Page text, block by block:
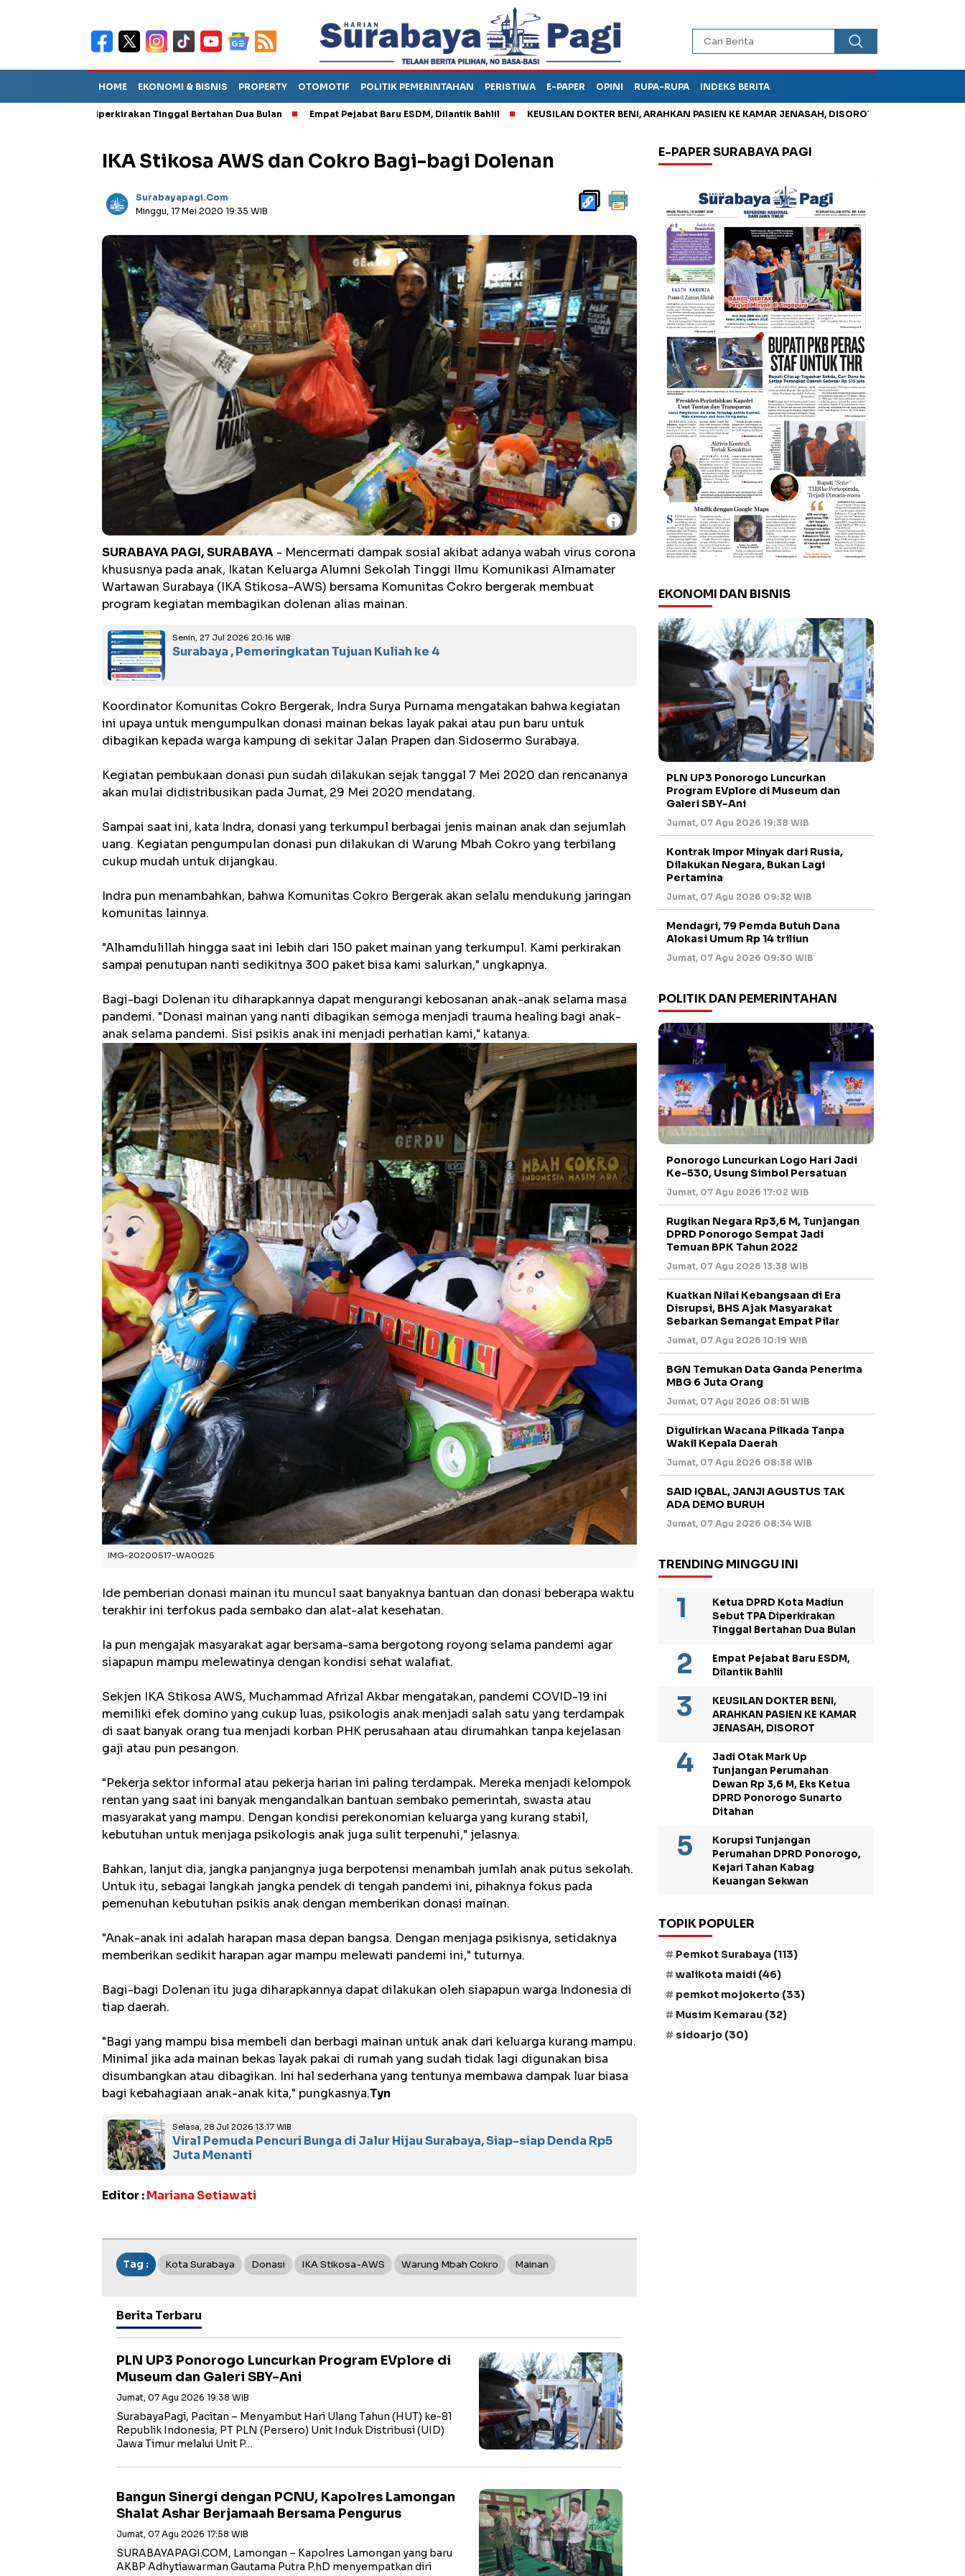
HOME EKONOMI & BISNIS PROPERTY OTOMOTIF POLITIK PEMERINTAHAN PERISTIWA E-PAPER OPINI RUPA-RUPA INDEKS BERITA
TPA Diperkirakan Tinggal Bertahan Dua Bulan Empat Pejabat Baru ESDM, Dilantik Bahlil KEUSILAN DOKTER BENI, ARAHKAN PASIEN KE KAMAR JENASAH, DISOROT Jadi Otak Mark Up
IKA Stikosa AWS dan Cokro Bagi-bagi Dolenan
Surabayapagi.com
Minggu, 17 Mei 2020 19:35 WIB
i
SURABAYA PAGI,SURABAYA - Mencermati dampak sosial akibat adanya wabah virus corona
khususnya pada anak, Ikatan Keluarga Alumni Sekolah Tinggi Ilmu Komunikasi Almamater
Wartawan Surabaya (IKA Stikosa-AWS) bersama Komunitas Cokro bergerak membuat
program kegiatan membagikan dolenan alias mainan.
Senin, 27 Jul 2026 20:16 WIB
Surabaya , Pemeringkatan Tujuan Kuliah ke 4
Koordinator Komunitas Cokro Bergerak, Indra Surya Purnama mengatakan bahwa kegiatan
ini upaya untuk mengumpulkan donasi mainan bekas layak pakai atau pun baru untuk
dibagikan kepada warga kampung di sekitar Jalan Prapen dan Sidosermo Surabaya.
Kegiatan pembukaan donasi pun sudah dilakukan sejak tanggal 7 Mei 2020 dan rencananya
akan mulai didistribusikan pada Jumat, 29 Mei 2020 mendatang.
Sampai saat ini, kata Indra, donasi yang terkumpul berbagai jenis mainan anak dan sejumlah
uang. Kegiatan pengumpulan donasi pun dilakukan di Warung Mbah Cokro yang terbilang
cukup mudah untuk dijangkau.
Indra pun menambahkan, bahwa Komunitas Cokro Bergerak akan selalu mendukung jaringan
komunitas lainnya.
"Alhamdulillah hingga saat ini lebih dari 150 paket mainan yang terkumpul. Kami perkirakan
sampai penutupan nanti sedikitnya 300 paket bisa kami salurkan," ungkapnya.
Bagi-bagi Dolenan itu diharapkannya dapat mengurangi kebosanan anak-anak selama masa
pandemi. "Donasi mainan yang nanti dibagikan semoga menjadi trauma healing bagi anak-
anak selama pandemi. Sisi psikis anak ini menjadi perhatian kami," katanya.
IMG-20200517-WA0025
Ide pemberian donasi mainan itu muncul saat banyaknya bantuan dan donasi beberapa waktu
terakhir ini terfokus pada sembako dan alat-alat kesehatan.
Ia pun mengajak masyarakat agar bersama-sama bergotong royong selama pandemi agar
siapapun mampu melewatinya dengan kondisi sehat walafiat.
Sekjen IKA Stikosa AWS, Muchammad Afrizal Akbar mengatakan, pandemi COVID-19 ini
memiliki efek domino yang cukup luas, psikologis anak menjadi salah satu yang terdampak
di saat banyak orang tua menjadi korban PHK perusahaan atau dirumahkan tanpa kejelasan
gaji atau pun pesangon.
"Pekerja sektor informal atau pekerja harian ini paling terdampak. Mereka menjadi kelompok
rentan yang saat ini banyak mengandalkan bantuan sembako pemerintah, swasta atau
masyarakat yang mampu. Dengan kondisi perekonomian keluarga yang kurang stabil,
kebutuhan untuk menjaga psikologis anak juga sulit terpenuhi," jelasnya.
Bahkan, lanjut dia, jangka panjangnya juga berpotensi menambah jumlah anak putus sekolah.
Untuk itu, sebagai langkah jangka pendek di tengah pandemi ini, pihaknya fokus pada
pemenuhan kebutuhan psikis anak dengan memberikan donasi mainan.
"Anak-anak ini adalah harapan masa depan bangsa. Dengan menjaga psikisnya, setidaknya
memberikan sedikit harapan agar mampu melewati pandemi ini," tuturnya.
Bagi-bagi Dolenan itu juga diharapkannya dapat dilakukan oleh siapapun warga Indonesia di
tiap daerah.
"Bagi yang mampu bisa membeli dan berbagi mainan untuk anak dari keluarga kurang mampu.
Minimal jika ada mainan bekas layak pakai di rumah yang sudah tidak lagi digunakan bisa
disumbangkan atau dibagikan. Ini hal sederhana yang tentunya membawa dampak luar biasa
bagi kebahagiaan anak-anak kita," pungkasnya.Tyn
Selasa, 28 Jul 2026 13:17 WIB
Viral Pemuda Pencuri Bunga di Jalur Hijau Surabaya, Siap-siap Denda Rp5
Juta Menanti
Editor :Mariana Setiawati
Tag : Kota Surabaya Donasi IKA Stikosa-AWS Warung Mbah Cokro Mainan
Berita Terbaru
PLN UP3 Ponorogo Luncurkan Program EVplore di
Museum dan Galeri SBY-Ani
Jumat, 07 Agu 2026 19:38 WIB
SurabayaPagi, Pacitan – Menyambut Hari Ulang Tahun (HUT) ke-81
Republik Indonesia, PT PLN (Persero) Unit Induk Distribusi (UID)
Jawa Timur melalui Unit P…
Bangun Sinergi dengan PCNU, Kapolres Lamongan
Shalat Ashar Berjamaah Bersama Pengurus
Jumat, 07 Agu 2026 17:58 WIB
SURABAYAPAGI.COM, Lamongan – Kapolres Lamongan yang baru
AKBP Adhytiawarman Gautama Putra P.hD menyempatkan diri
E-PAPER SURABAYA PAGI
EKONOMI DAN BISNIS
PLN UP3 Ponorogo Luncurkan
Program EVplore di Museum dan
Galeri SBY-Ani
Jumat, 07 Agu 2026 19:38 WIB
Kontrak Impor Minyak dari Rusia,
Dilakukan Negara, Bukan Lagi
Pertamina
Jumat, 07 Agu 2026 09:32 WIB
Mendagri, 79 Pemda Butuh Dana
Alokasi Umum Rp 14 triliun
Jumat, 07 Agu 2026 09:30 WIB
POLITIK DAN PEMERINTAHAN
Ponorogo Luncurkan Logo Hari Jadi
Ke-530, Usung Simbol Persatuan
Jumat, 07 Agu 2026 17:02 WIB
Rugikan Negara Rp3,6 M, Tunjangan
DPRD Ponorogo Sempat Jadi
Temuan BPK Tahun 2022
Jumat, 07 Agu 2026 13:38 WIB
Kuatkan Nilai Kebangsaan di Era
Disrupsi, BHS Ajak Masyarakat
Sebarkan Semangat Empat Pilar
Jumat, 07 Agu 2026 10:19 WIB
BGN Temukan Data Ganda Penerima
MBG 6 Juta Orang
Jumat, 07 Agu 2026 08:51 WIB
Digulirkan Wacana Pilkada Tanpa
Wakil Kepala Daerah
Jumat, 07 Agu 2026 08:38 WIB
SAID IQBAL, JANJI AGUSTUS TAK
ADA DEMO BURUH
Jumat, 07 Agu 2026 08:34 WIB
TRENDING MINGGU INI
Ketua DPRD Kota Madiun
Sebut TPA Diperkirakan
Tinggal Bertahan Dua Bulan
Empat Pejabat Baru ESDM,
Dilantik Bahlil
KEUSILAN DOKTER BENI,
ARAHKAN PASIEN KE KAMAR
JENASAH, DISOROT
Jadi Otak Mark Up
Tunjangan Perumahan
Dewan Rp 3,6 M, Eks Ketua
DPRD Ponorogo Sunarto
Ditahan
Korupsi Tunjangan
Perumahan DPRD Ponorogo,
Kejari Tahan Kabag
Keuangan Sekwan
TOPIK POPULER
Pemkot Surabaya (113)
walikota maidi (46)
pemkot mojokerto (33)
Musim Kemarau (32)
sidoarjo (30)